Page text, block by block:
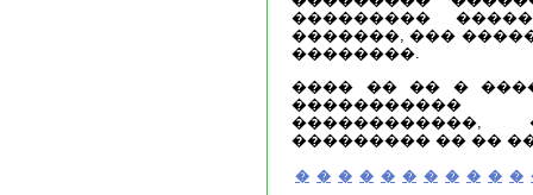
���������
�������, ���
��������.
���� �� �� �
��������� �� ��
� � � � � � � � � � �